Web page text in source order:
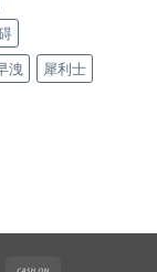
洩
犀利士